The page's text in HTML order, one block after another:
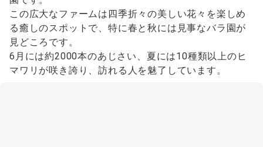
この広大なファームは四季折々の美しい花々を楽しめ
る癒しのスポットで、特に春と秋には見事なバラ園が
見どころです。
6月には約2000本のあじさい、夏には10種類以上のヒ
マワリが咲き誇り、訪れる人を魅了しています。